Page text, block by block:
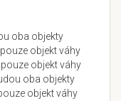
oba objekty
objekt váhy
objekt váhy
oba objekty
objekt váhy